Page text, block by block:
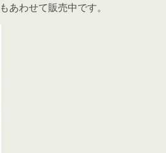
あわせて販売中です。